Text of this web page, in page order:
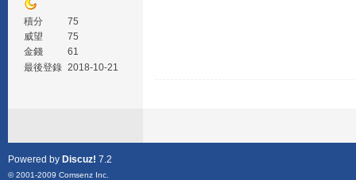
積分
75
威望
75
金錢
61
最後登錄 2018-10-21
Powered by Discuz! 7.2
© 2001-2009 Comsenz Inc.